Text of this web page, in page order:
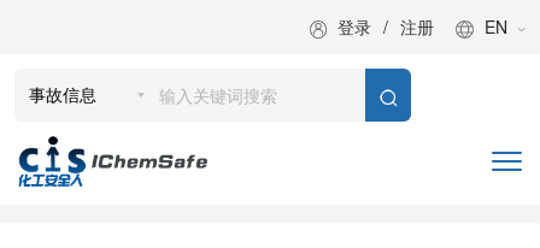
登录 / 注册 EN